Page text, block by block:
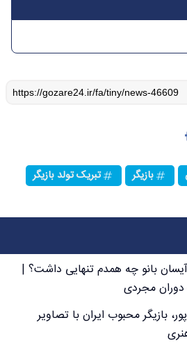
بازیگر تبریک تولد بازیگر
آیسان بانو چه همدم تنهایی داشت؟ |
مجردی
بازیگر محبوب ایران با تصاویر